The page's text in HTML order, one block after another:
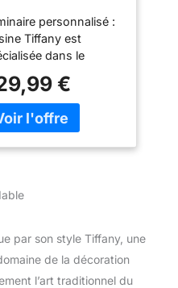
D'ombre
Lumière de Fleur
Rouge de
de 64 Pouces
Hauteur[Ne
pas
personnalisé :
Tiffany est
dans le
de divers
de produits
êtes les
lampes. Vitrail:
les lampes
une lumière
à travers les
€
par son style Tiffany, une
de la décoration
l’art traditionnel du